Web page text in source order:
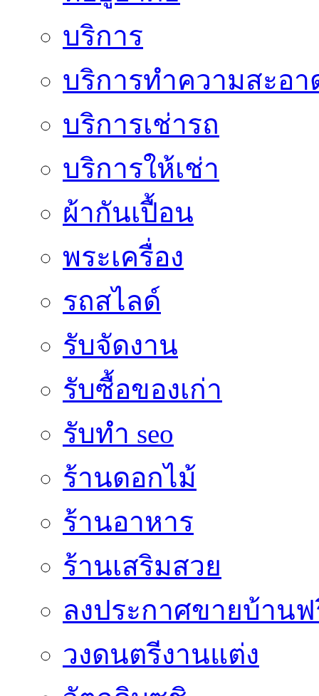
บริการ
บริการทำความสะอา
บริการเช่ารถ
บริการให้เช่า
ผ้ากันเปื้อน
พระเครื่อง
รถสไลด์
รับจัดงาน
รับซื้อของเก่า
รับทำ seo
ร้านดอกไม้
ร้านอาหาร
ร้านเสริมสวย
ลงประกาศขายบ้าน
วงดนตรีงานแต่ง